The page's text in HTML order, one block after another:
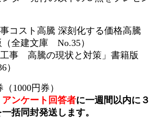
コスト高騰 深刻化する価格高騰
全建文庫 No.35）
事 高騰の現状と対策」書籍版
）
1000円券）
アンケート回答者に一週間以内に３
括同封発送します。